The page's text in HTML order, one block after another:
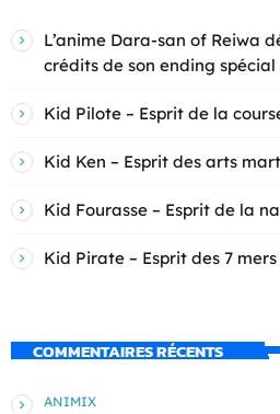
L’anime Dara-san of Reiwa
crédits de son ending spécial
Kid Pilote – Esprit de la
Kid Ken – Esprit des arts
Kid Fourasse – Esprit de la
Kid Pirate – Esprit des 7 mers
COMMENTAIRES RÉCENTS
ANIMIX